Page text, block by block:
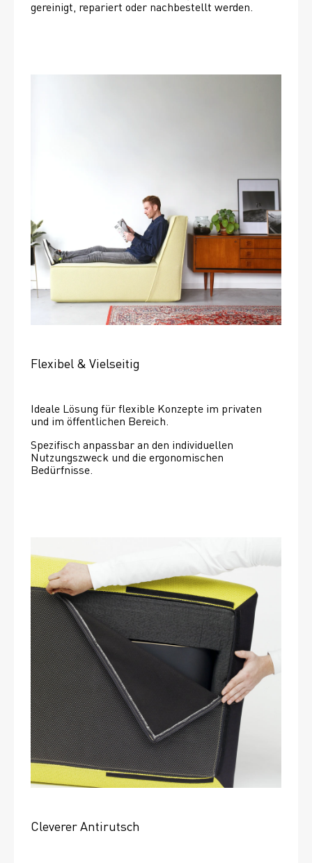
gereinigt, repariert oder nachbestellt werden.
Flexibel & Vielseitig
Ideale Lösung für flexible Konzepte im privaten
und im öffentlichen Bereich.
Spezifisch anpassbar an den individuellen
Nutzungszweck und die ergonomischen
Bedürfnisse.
Cleverer Antirutsch